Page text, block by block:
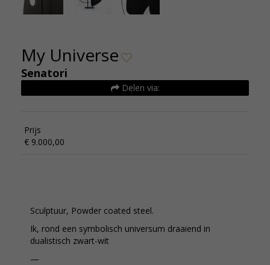
My Universe
Senatori
Delen via:
Prijs
€ 9.000,00
Sculptuur, Powder coated steel.
Ik, rond een symbolisch universum draaiend in
dualistisch zwart-wit
—